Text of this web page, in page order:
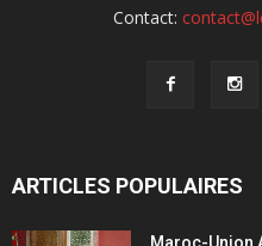
Contact:
ARTICLES POPULAIRES